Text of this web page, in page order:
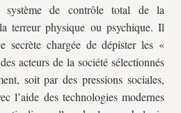
système de contrôle total de la
terreur physique ou psychique. Il
secrète chargée de dépister les «
acteurs de la société sélectionnés
soit par des pressions sociales,
l’aide des technologies modernes